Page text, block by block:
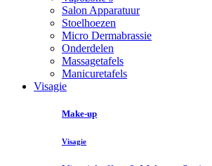
Salon Apparatuur
Stoelhoezen
Micro Dermabrassie
Onderdelen
Massagetafels
Manicuretafels
Visagie
Make-up
Visagie